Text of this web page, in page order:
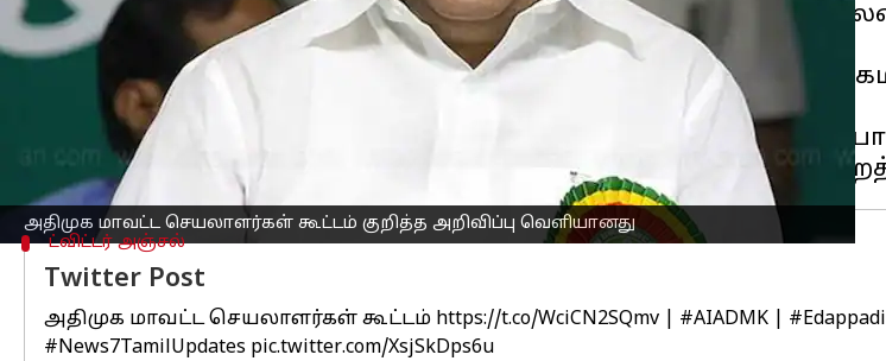
அதிமுக மாவட்ட செயலாளர்கள் கூட்டம் குறித்த அறிவிப்பு வெளியானது
இந்த கூட்டமானது சென்னை ராயப்பேட்டையில் உள்ள அதிமுக
மணியளவில் நடக்கவுள்ளது என்றும் கூறப்பட்டுள்ளது.
இந்த மாவட்ட செயலாளர்கள் கூட்டத்தில் நாடாளுமன்ற தேர்தல் பூத்
ஆலோசிக்கப்படவுள்ளது என்றும் தகவல்கள் தெரிவிக்கிறது.
அதிமுக கட்சிக்கு
பொது செயலாளராக
ட்விட்டர் அஞ்சல்
Twitter Post
அதிமுக மாவட்ட செயலாளர்கள் கூட்டம் https://t.co/WciCN2SQmv #AIADMK
#News7TamilUpdates pic.twitter.com/XsjSkDps6u